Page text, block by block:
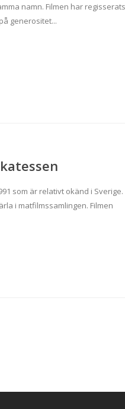
namn. Filmen har regisserats
generositet...
som är relativt okänd i Sverige.
i matfilmssamlingen. Filmen